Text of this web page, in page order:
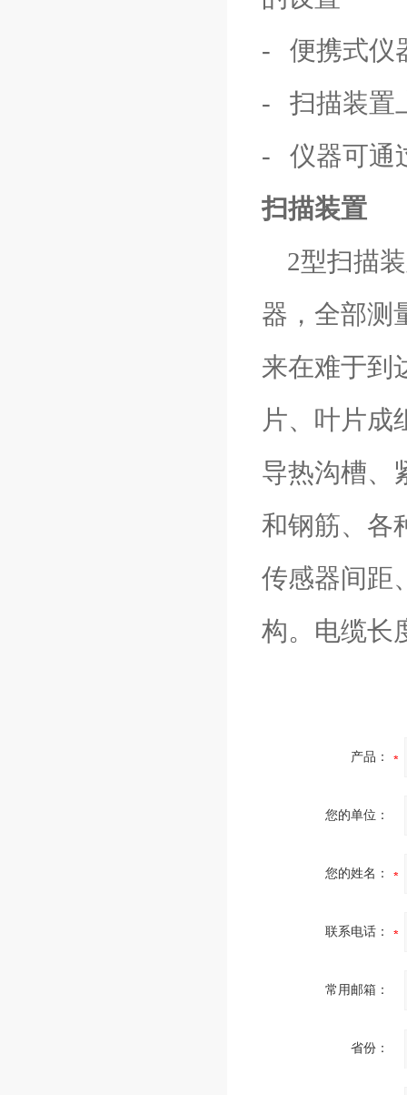
- 便携式仪
- 扫描装置
- 仪器可通
扫描装置
2型扫描装
器，全部测
来在难于到
片、叶片成
导热沟槽、
和钢筋、各
传感器间距
构。电缆长
产品：
您的单位：
您的姓名：
联系电话：
常用邮箱：
省份：